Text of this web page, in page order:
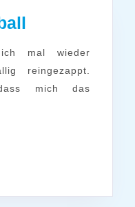
reingezappt.
mich das